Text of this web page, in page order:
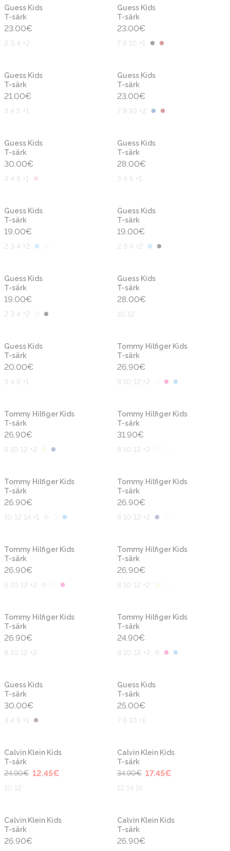
Guess Kids
T-särk
23.00€
2 3 4 +2
Guess Kids
T-särk
23.00€
7 8 10 +1
Guess Kids
T-särk
21.00€
3 4 5 +1
Guess Kids
T-särk
23.00€
7 8 10 +2
Guess Kids
T-särk
30.00€
3 4 5 +1
Guess Kids
T-särk
28.00€
3 4 5 +1
Guess Kids
T-särk
19.00€
2 3 4 +2
Guess Kids
T-särk
19.00€
2 3 4 +2
Guess Kids
T-särk
19.00€
2 3 4 +2
Guess Kids
T-särk
28.00€
10 12
Guess Kids
T-särk
20.00€
3 4 5 +1
Tommy Hilfiger Kids
T-särk
26.90€
8 10 12 +2
Tommy Hilfiger Kids
T-särk
26.90€
8 10 12 +2
Tommy Hilfiger Kids
T-särk
31.90€
8 10 12 +2
Tommy Hilfiger Kids
T-särk
26.90€
10 12 14 +1
Tommy Hilfiger Kids
T-särk
26.90€
8 10 12 +2
Tommy Hilfiger Kids
T-särk
26.90€
8 10 12 +2
Tommy Hilfiger Kids
T-särk
26.90€
8 10 12 +2
Tommy Hilfiger Kids
T-särk
26.90€
8 10 12 +2
Tommy Hilfiger Kids
T-särk
24.90€
8 10 12 +2
Guess Kids
T-särk
30.00€
3 4 5 +1
Guess Kids
T-särk
25.00€
7 8 10 +1
-50%
Calvin Klein Kids
T-särk
24.90€ 12.45€
10 12
-50%
Calvin Klein Kids
T-särk
34.90€ 17.45€
12 14 16
Calvin Klein Kids
T-särk
26.90€
Calvin Klein Kids
T-särk
26.90€